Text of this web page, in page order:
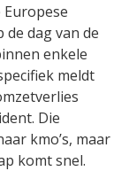
Europese
dag van de
enkele
meldt
Die
kmo’s, maar
komt snel.